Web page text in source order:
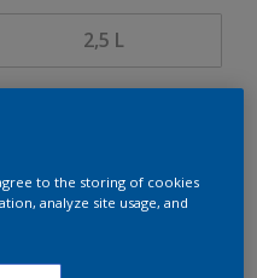
2,5 L
de gaten, we werken
to the storing of cookies
analyze site usage, and